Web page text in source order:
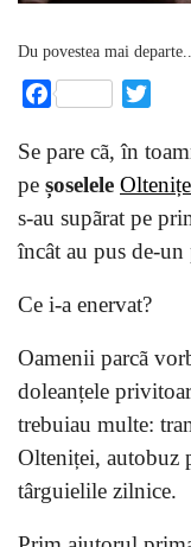
Du povestea mai departe...
Facebook
Se pare cã, în
pe șoselele
s-au supãrat pe
încât au pus de-un
Ce i-a enervat?
Oamenii parcã
doleanțele
trebuiau multe:
Olteniței, autobuz
târguielile zilnice.